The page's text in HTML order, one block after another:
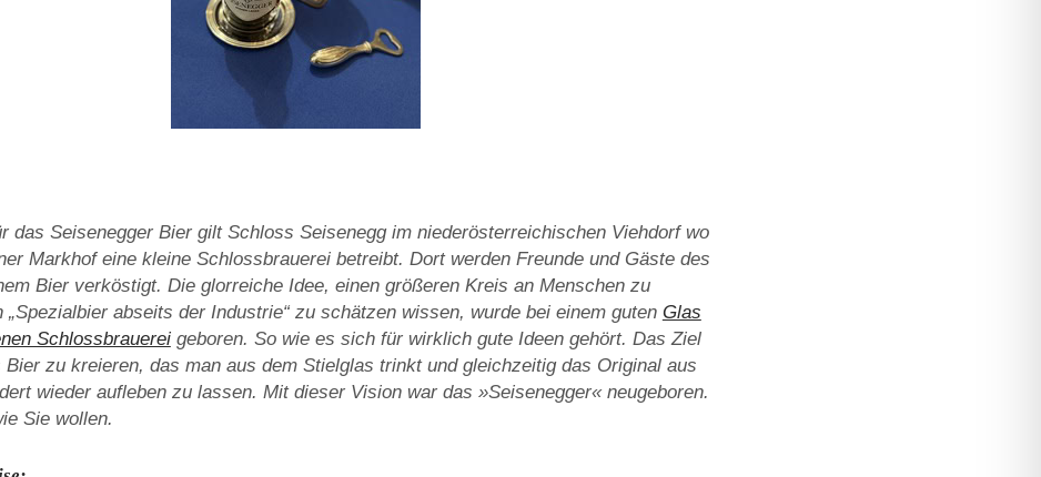
das Seisenegger Bier gilt Schloss Seisenegg im niederösterreichischen Viehdorf wo
Markhof eine kleine Schlossbrauerei betreibt. Dort werden Freunde und Gäste des
Bier verköstigt. Die glorreiche Idee, einen größeren Kreis an Menschen zu
„Spezialbier abseits der Industrie“ zu schätzen wissen, wurde bei einem guten Glas
Schlossbrauereigeboren. So wie es sich für wirklich gute Ideen gehört. Das Ziel
Bier zu kreieren, das man aus dem Stielglas trinkt und gleichzeitig das Original aus
wieder aufleben zu lassen. Mit dieser Vision war das »Seisenegger« neugeboren.
Sie wollen.